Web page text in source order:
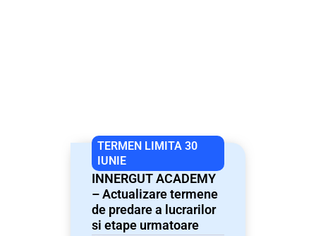
TERMEN LIMITA 30
IUNIE
INNERGUT ACADEMY
– Actualizare termene
de predare a lucrarilor
si etape urmatoare